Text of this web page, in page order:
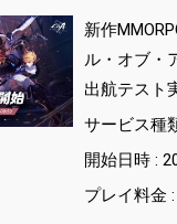
新作
ル・オブ・
出航テスト
サービス種
開始日時 :
プレイ料金